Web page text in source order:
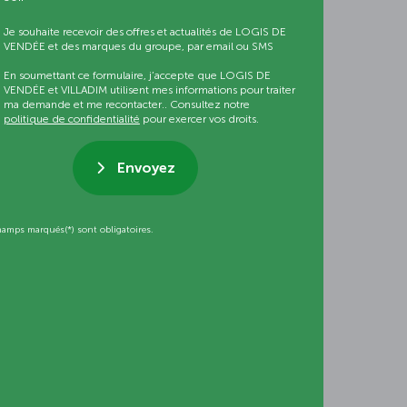
Je souhaite recevoir des offres et actualités de LOGIS DE
VENDÉE et des marques du groupe, par email ou SMS
En soumettant ce formulaire, j’accepte que LOGIS DE
VENDÉE et VILLADIM utilisent mes informations pour traiter
ma demande et me recontacter.. Consultez notre
politique de confidentialité pour exercer vos droits.
Envoyez
marqués(*) sont obligatoires.